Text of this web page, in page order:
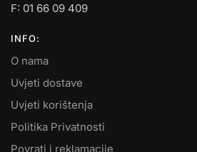
F: 01 66 09 409
INFO:
O nama
Uvjeti dostave
Uvjeti korištenja
Politika Privatnosti
Povrati i reklamacije